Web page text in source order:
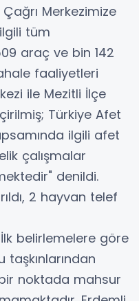
Merkezimize
tüm
araç ve bin 142
faaliyetleri
ile Mezitli İlçe
Türkiye Afet
ilgili afet
çalışmalar
denildi.
2 hayvan telef
belirlemelere göre
noktada mahsur